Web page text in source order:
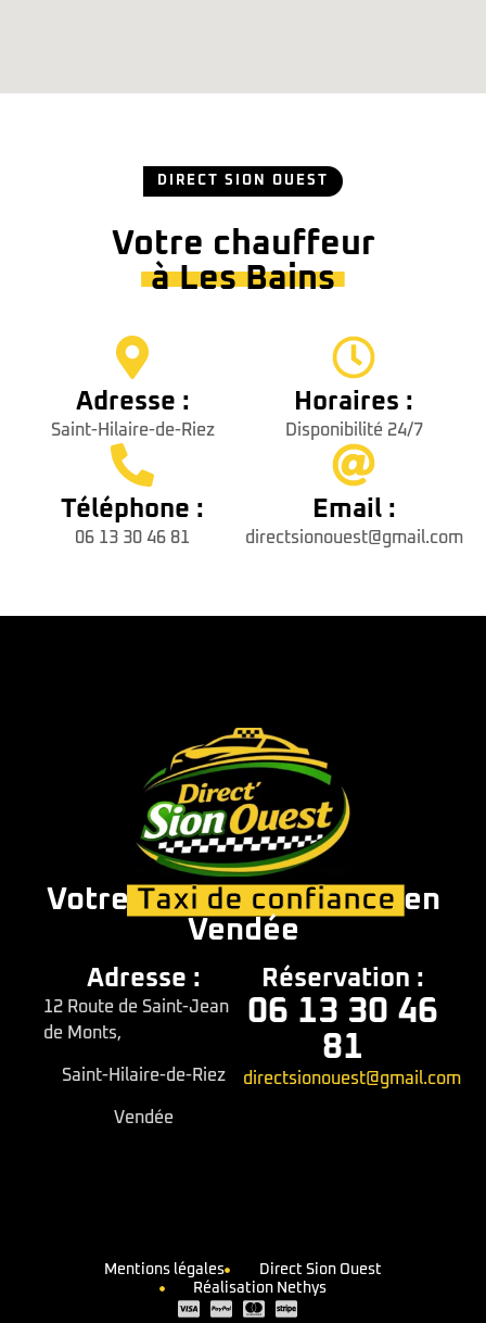
DIRECT SION OUEST
Votre chauffeur
à Les Bains
Adresse :
Saint-Hilaire-de-Riez
Horaires :
Disponibilité 24/7
Téléphone :
06 13 30 46 81
Email :
directsionouest@gmail.com
Votre Taxi de confiance en
Vendée
Adresse :
12 Route de Saint-Jean
de Monts,
Saint-Hilaire-de-Riez
Vendée
Réservation :
06 13 30 46
81
directsionouest@gmail.com
Mentions légales
Direct Sion Ouest
Réalisation Nethys